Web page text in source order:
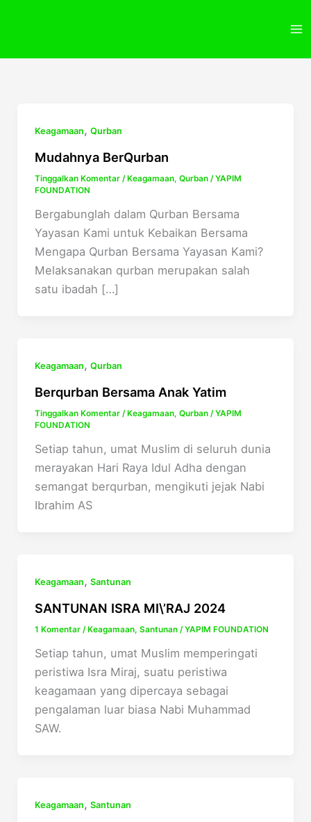
Keagamaan, Qurban
Mudahnya BerQurban
Tinggalkan Komentar / Keagamaan, Qurban/YAPIM
FOUNDATION
Bergabunglah dalam Qurban Bersama
Yayasan Kami untuk Kebaikan Bersama
Mengapa Qurban Bersama Yayasan Kami?
Melaksanakan qurban merupakan salah
satu ibadah […]
Keagamaan, Qurban
Berqurban Bersama Anak Yatim
Tinggalkan Komentar / Keagamaan, Qurban/YAPIM
FOUNDATION
Setiap tahun, umat Muslim di seluruh dunia
merayakan Hari Raya Idul Adha dengan
semangat berqurban, mengikuti jejak Nabi
Ibrahim AS
Keagamaan, Santunan
SANTUNAN ISRA MI\’RAJ 2024
1 Komentar / Keagamaan, Santunan/YAPIM FOUNDATION
Setiap tahun, umat Muslim memperingati
peristiwa Isra Miraj, suatu peristiwa
keagamaan yang dipercaya sebagai
pengalaman luar biasa Nabi Muhammad
SAW.
Keagamaan, Santunan